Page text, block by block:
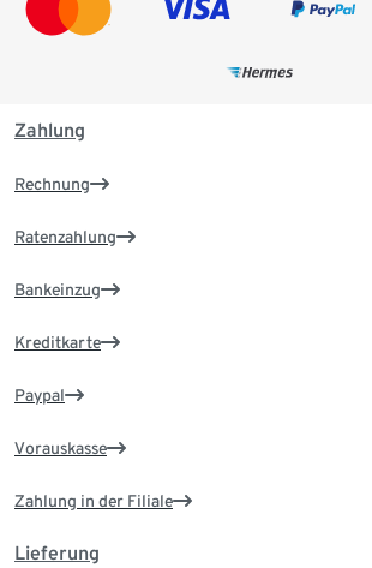
Zahlung
Rechnung
Ratenzahlung
Bankeinzug
Kreditkarte
Paypal
Vorauskasse
Zahlung in der Filiale
Lieferung